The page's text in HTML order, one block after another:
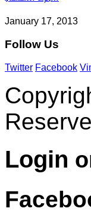
January 17, 2013
Follow Us
Twitter Facebook
Login